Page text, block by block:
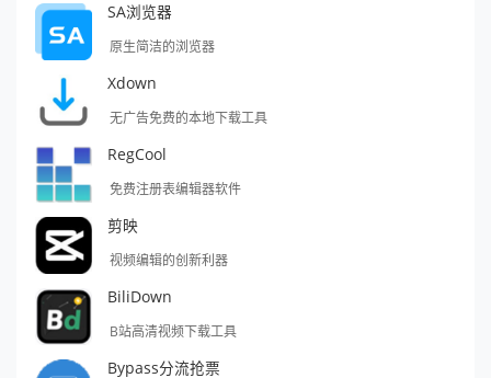
SA浏览器
原生简洁的浏览器
Xdown
无广告免费的本地下载工具
RegCool
免费注册表编辑器软件
剪映
视频编辑的创新利器
BiliDown
B站高清视频下载工具
Bypass分流抢票